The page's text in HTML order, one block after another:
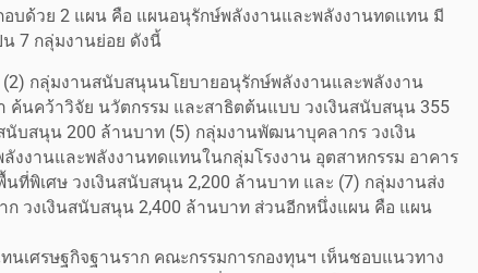
บด้วย 2 แผน คือ แผนอนุรักษ์พลังงานและพลังงานทดแทน มี
7 กลุ่มงานย่อย ดังนี้
กลุ่มงานสนับสนุนนโยบายอนุรักษ์พลังงานและพลังงาน
นคว้าวิจัย นวัตกรรม และสาธิตต้นแบบ วงเงินสนับสนุน 355
บสนุน 200 ล้านบาท (5) กลุ่มงานพัฒนาบุคลากร วงเงิน
งงานและพลังงานทดแทนในกลุ่มโรงงาน อุตสาหกรรม อาคาร
ที่พิเศษ วงเงินสนับสนุน 2,200 ล้านบาท และ (7) กลุ่มงานส่ง
ก วงเงินสนับสนุน 2,400 ล้านบาท ส่วนอีกหนึ่งแผน คือ แผน
เศรษฐกิจฐานราก คณะกรรมการกองทุนฯ เห็นชอบแนวทาง